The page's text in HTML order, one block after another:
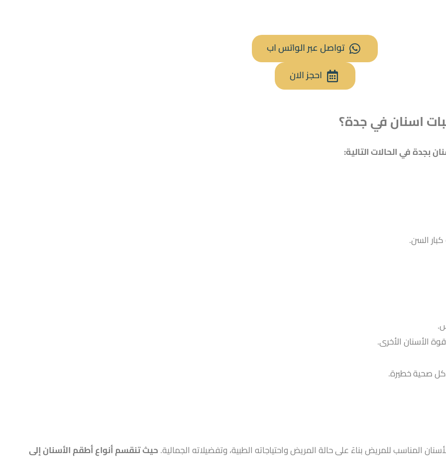
تواصل عبر الواتس اب
احجز الان
اسنان في جدة؟
بجدة في الحالات التالية:
السن.
الأسنان الأخرى.
صحية خطيرة.
المناسب للمريض بناءً على حالة المريض واحتياجاته الطبية، وتفضيلاته الجمالية.حيث تنقسم أنواع أطقم الأسنان إلى